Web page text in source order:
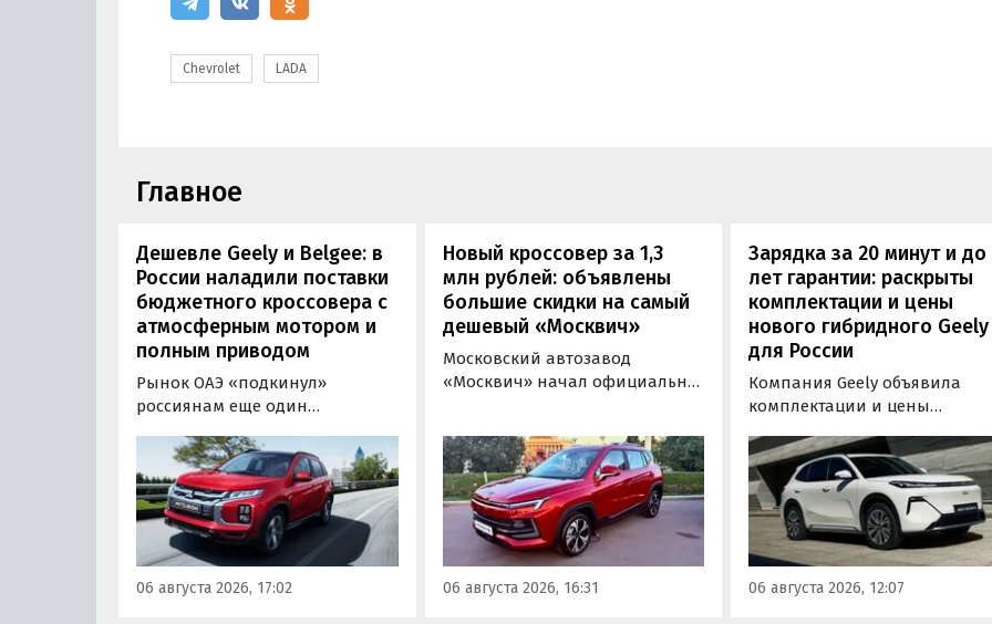
Chevrolet LADA
Главное
Дешевле Geely и Belgee: в
России наладили поставки
бюджетного кроссовера с
атмосферным мотором и
полным приводом
Рынок ОАЭ «подкинул»
россиянам еще один
продавался в России
официально. Речь о Mitsubishi
ASX: у дилеров в Эмиратах он
стоит примерно от 1 600 000
рублей по текущему курсу, а у
нас с учетом всех расходов
цены на него стартуют от 2 251
06 августа 2026, 17:02
Новый кроссовер за 1,3
млн рублей: объявлены
большие скидки на самый
дешевый «Москвич»
Московский автозавод
«Москвич» начал официально
прямой выгодой в размере 360
тыс. рублей. Получить такую
скидку можно при покупке
нового автомобиля 2025 или
2026 года выпуска в период с 4
по 31 августа, сообщили в
пресс-службе компании.
06 августа 2026, 16:31
Зарядка за 20 минут и
лет гарантии: раскрыты
комплектации и цены
нового гибридного Geely
для России
Компания Geely объявила
комплектации и цены
новой версии EM-R с
установкой
типа. Автомобиль оснащен
инновационной системой
названием Electric Motor
Extended Range (EM-R) и
заряжаться от 30 до 80%
06 августа 2026, 12:07